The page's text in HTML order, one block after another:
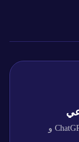
بيانات منظمة للحصول على إجابات دقيقة من ChatGPT و